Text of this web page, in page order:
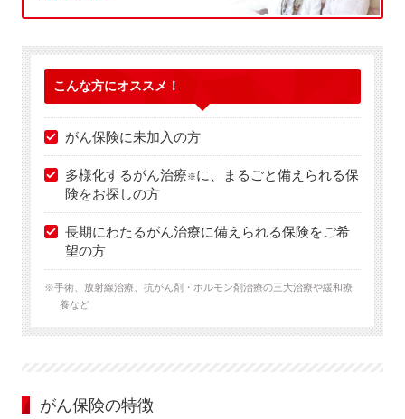
こんな方にオススメ！
がん保険に未加入の方
多様化するがん治療※に、まるごと備えられる保
険をお探しの方
長期にわたるがん治療に備えられる保険をご希
望の方
※手術、放射線治療、抗がん剤・ホルモン剤治療の三大治療や緩和療
養など
がん保険の特徴